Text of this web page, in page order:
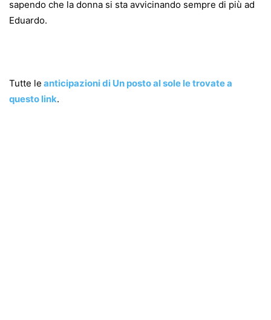
sapendo che la donna si sta avvicinando sempre di più ad
Eduardo.
Tutte le anticipazioni di Un posto al sole le trovate a
questo link.